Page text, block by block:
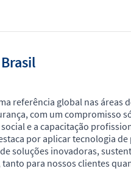
referência global nas áreas
com um compromisso
e a capacitação
por aplicar tecnologia
soluções inovadoras,
para nossos clientes